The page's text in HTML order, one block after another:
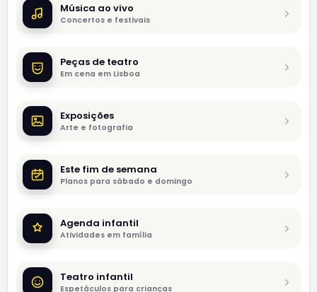
Música ao vivo
Concertos e festivais
Peças de teatro
Em cena em Lisboa
Exposições
Arte e fotografia
Este fim de semana
Planos para sábado e domingo
Agenda infantil
Atividades em família
Teatro infantil
Espetáculos para crianças